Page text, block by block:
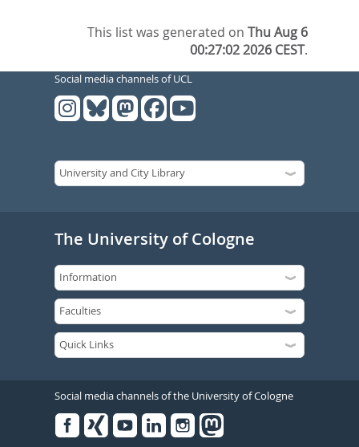
This list was generated onThu Aug 6
00:27:02 2026 CEST.
Social media channels of UCL
The University of Cologne
Social media channels of the University of Cologne